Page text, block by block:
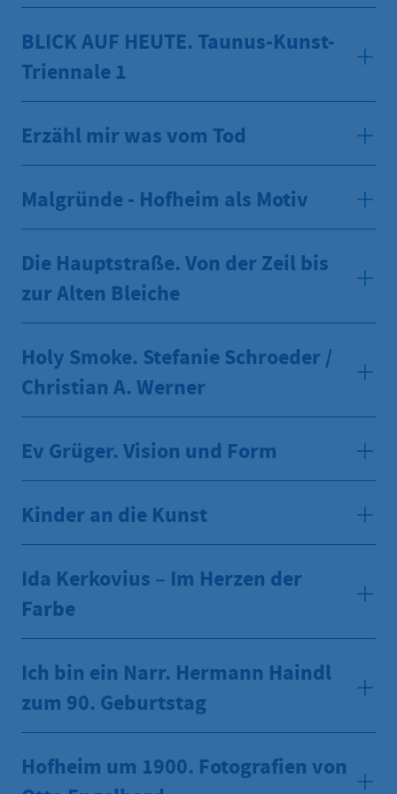
BLICK AUF HEUTE. Taunus-Kunst-
Triennale 1
Erzähl mir was vom Tod
Malgründe - Hofheim als Motiv
Die Hauptstraße. Von der Zeil bis
zur Alten Bleiche
Holy Smoke. Stefanie Schroeder /
Christian A. Werner
Ev Grüger. Vision und Form
Kinder an die Kunst
Ida Kerkovius – Im Herzen der
Farbe
Ich bin ein Narr. Hermann Haindl
zum 90. Geburtstag
Hofheim um 1900. Fotografien von